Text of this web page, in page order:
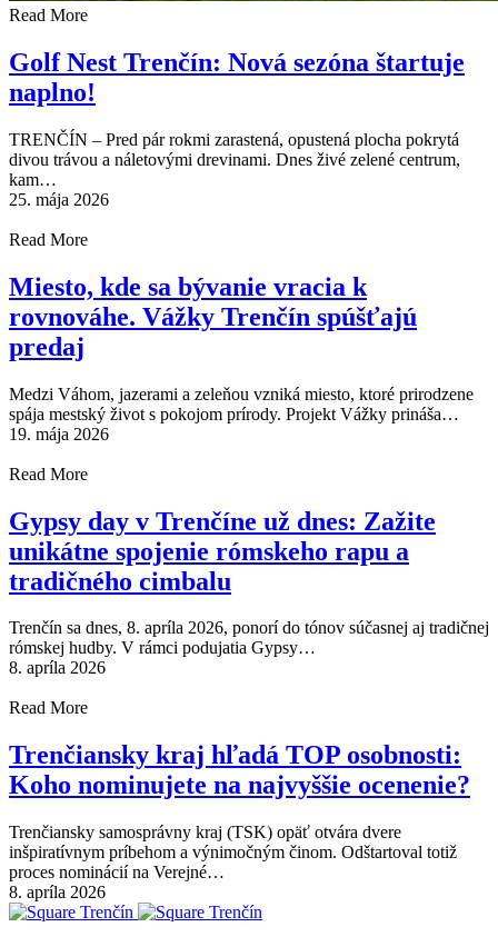
Read More
Golf Nest Trenčín: Nová sezóna štartuje
naplno!
TRENČÍN – Pred pár rokmi zarastená, opustená plocha pokrytá
divou trávou a náletovými drevinami. Dnes živé zelené centrum,
kam…
25. mája 2026
Read More
Miesto, kde sa bývanie vracia k
rovnováhe. Vážky Trenčín spúšťajú
predaj
Medzi Váhom, jazerami a zeleňou vzniká miesto, ktoré prirodzene
spája mestský život s pokojom prírody. Projekt Vážky prináša…
19. mája 2026
Read More
Gypsy day v Trenčíne už dnes: Zažite
unikátne spojenie rómskeho rapu a
tradičného cimbalu
Trenčín sa dnes, 8. apríla 2026, ponorí do tónov súčasnej aj tradičnej
rómskej hudby. V rámci podujatia Gypsy…
8. apríla 2026
Read More
Trenčiansky kraj hľadá TOP osobnosti:
Koho nominujete na najvyššie ocenenie?
Trenčiansky samosprávny kraj (TSK) opäť otvára dvere
inšpiratívnym príbehom a výnimočným činom. Odštartoval totiž
proces nominácií na Verejné…
8. apríla 2026